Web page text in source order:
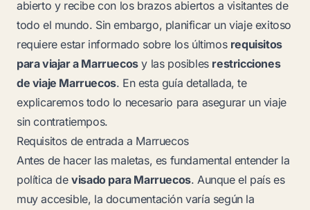
abierto y recibe con los brazos abiertos a visitantes de
todo el mundo. Sin embargo, planificar un viaje exitoso
requiere estar informado sobre los últimos requisitos
para viajar a Marruecosy las posibles restricciones
de viaje Marruecos. En esta guía detallada, te
explicaremos todo lo necesario para asegurar un viaje
sin contratiempos.
Requisitos de entrada a Marruecos
Antes de hacer las maletas, es fundamental entender la
política devisado para Marruecos. Aunque el país es
muy accesible, la documentación varía según la